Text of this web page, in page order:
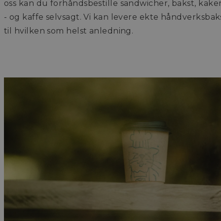
oss kan du forhåndsbestille sandwicher, bakst,
- og kaffe selvsagt. Vi kan levere ekte
til hvilken som helst anledning.